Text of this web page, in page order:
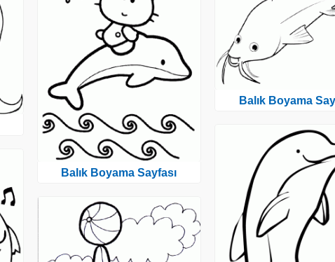
Balık Boyama Sayfası
Balık Boyama